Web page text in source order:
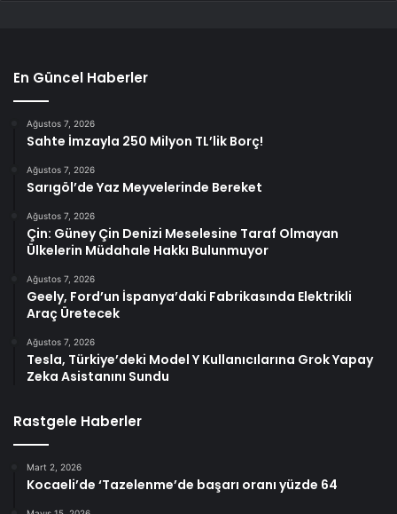
En Güncel Haberler
Ağustos 7, 2026
Sahte İmzayla 250 Milyon TL’lik Borç!
Ağustos 7, 2026
Sarıgöl’de Yaz Meyvelerinde Bereket
Ağustos 7, 2026
Çin: Güney Çin Denizi Meselesine Taraf Olmayan
Ülkelerin Müdahale Hakkı Bulunmuyor
Ağustos 7, 2026
Geely, Ford’un İspanya’daki Fabrikasında Elektrikli
Araç Üretecek
Ağustos 7, 2026
Tesla, Türkiye’deki Model Y Kullanıcılarına Grok Yapay
Zeka Asistanını Sundu
Rastgele Haberler
Mart 2, 2026
Kocaeli’de ‘Tazelenme’de başarı oranı yüzde 64